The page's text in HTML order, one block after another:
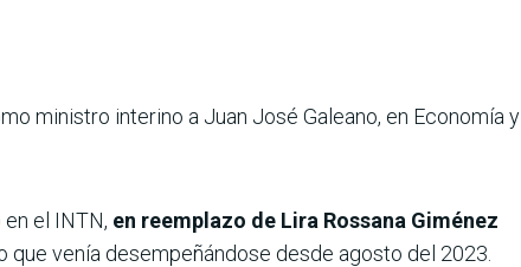
ministro interino a Juan José Galeano, en Economía y
el INTN, en reemplazo de Lira Rossana Giménez
venía desempeñándose desde agosto del 2023.